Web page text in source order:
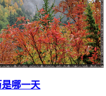
哪一天